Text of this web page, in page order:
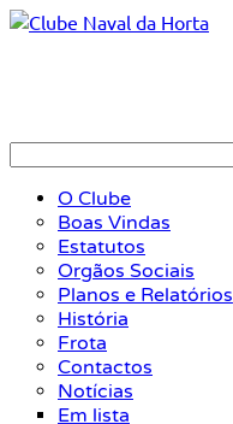
O Clube
Boas Vindas
Estatutos
Orgãos Sociais
Planos e Relatórios
História
Frota
Contactos
Notícias
Em lista